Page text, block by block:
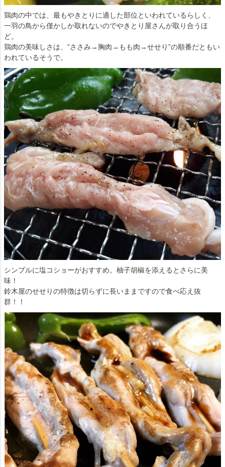
鶏肉の中では、最もやきとりに適した部位といわれているらしく、
一羽の鳥から僅かしか取れないのでやきとり屋さんが取り合うほ
ど。
鶏肉の美味しさは、”ささみ→胸肉→もも肉→せせり”の順番だともい
われているそうで。
シンプルに塩コショーがおすすめ。柚子胡椒を添えるとさらに美
味！
鈴木屋のせせりの特徴は切らずに長いままですので食べ応え抜
群！！